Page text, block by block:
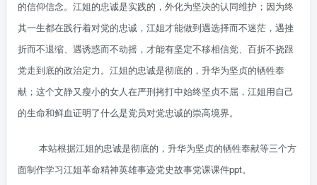
的信仰信念。江姐的忠诚是实践的，外化为坚决的认同维护；因为终
其一生都在践行着对党的忠诚，江姐才能做到遇选择而不迷茫，遇挫
折而不退缩、遇诱惑而不动摇，才能有坚定不移相信党、百折不挠跟
党走到底的政治定力。江姐的忠诚是彻底的，升华为坚贞的牺牲奉
献；这个文静又瘦小的女人在严刑拷打中始终坚贞不屈，江姐用自己
的生命和鲜血证明了什么是党员对党忠诚的崇高境界。
本站根据江姐的忠诚是彻底的，升华为坚贞的牺牲奉献等三个方
面制作学习江姐革命精神英雄事迹党史故事党课课件ppt。